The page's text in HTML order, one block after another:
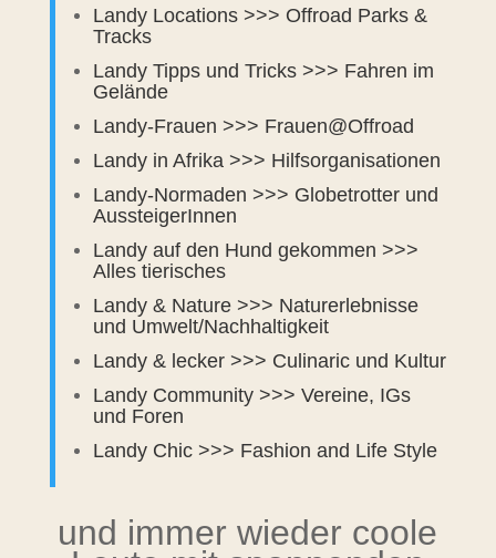
Landy Locations >>> Offroad Parks &
Tracks
Landy Tipps und Tricks >>> Fahren im
Gelände
Landy-Frauen >>> Frauen@Offroad
Landy in Afrika >>> Hilfsorganisationen
Landy-Normaden >>> Globetrotter und
AussteigerInnen
Landy auf den Hund gekommen >>>
Alles tierisches
Landy & Nature >>> Naturerlebnisse
und Umwelt/Nachhaltigkeit
Landy & lecker >>> Culinaric und Kultur
Landy Community >>> Vereine, IGs
und Foren
Landy Chic >>> Fashion and Life Style
und immer wieder coole